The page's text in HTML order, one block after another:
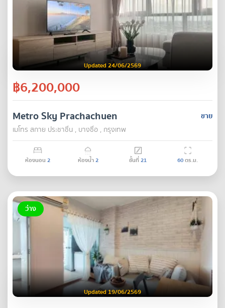
Updated 24/06/2569
฿6,200,000
ขาย
Metro Sky Prachachuen
เมโทร สกาย ประชาชื่น , บางซื่อ , กรุงเทพ
ห้องนอน 2 ห้องน้ำ2 ชั้นที่21 60ตร.ม.
ว่าง
Updated 19/06/2569